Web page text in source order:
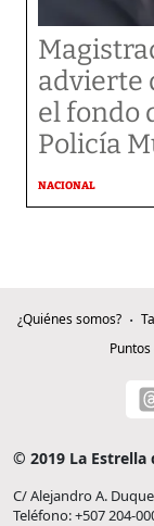
advierte
el fondo
Policía
NACIONAL
¿Quiénes somos?
© 2019 La Estrella
C/ Alejandro A.
Teléfono: +507 204-